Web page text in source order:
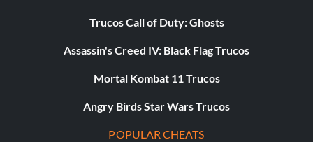
partido para uno o dos jugadores.
Baloncesto con cara feliz (Persistente): Realiza diez
Baloncesto en tierra (Gran pelea): Gana a la CPU en una
partida de Eliminación.
Trucos Call of Duty: Ghosts
Assassin's Creed IV: Black Flag Trucos
Mortal Kombat 11 Trucos
Angry Birds Star Wars Trucos
POPULAR CHEATS